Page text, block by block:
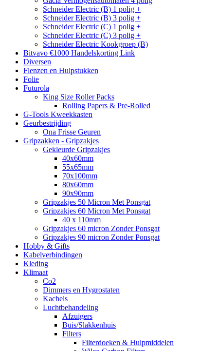
Schneider Electric (B) 1 polig +
Schneider Electric (B) 3 polig +
Schneider Electric (C) 1 polig +
Schneider Electric (C) 3 polig +
Schneider Electric Kookgroep (B)
Bitvavo €1000 Handelskorting Link
Diversen
Flenzen en Hulpstukken
Folie
Futurola
King Size Roller Packs
Rolling Papers & Pre-Rolled
G-Tools Kweekkasten
Geurbestrijding
Ona Frisse Geuren
Gripzakken - Gripzakjes
Gekleurde Gripzakjes
40x60mm
55x65mm
70x100mm
80x60mm
90x90mm
Gripzakjes 50 Micron Met Ponsgat
Gripzakjes 60 Micron Met Ponsgat
40 x 110mm
Gripzakjes 60 micron Zonder Ponsgat
Gripzakjes 90 micron Zonder Ponsgat
Hobby & Gifts
Kabelverbindingen
Kleding
Klimaat
Co2
Dimmers en Hygrostaten
Kachels
Luchtbehandeling
Afzuigers
Buis/Slakkenhuis
Filters
Filterdoeken & Hulpmiddelen